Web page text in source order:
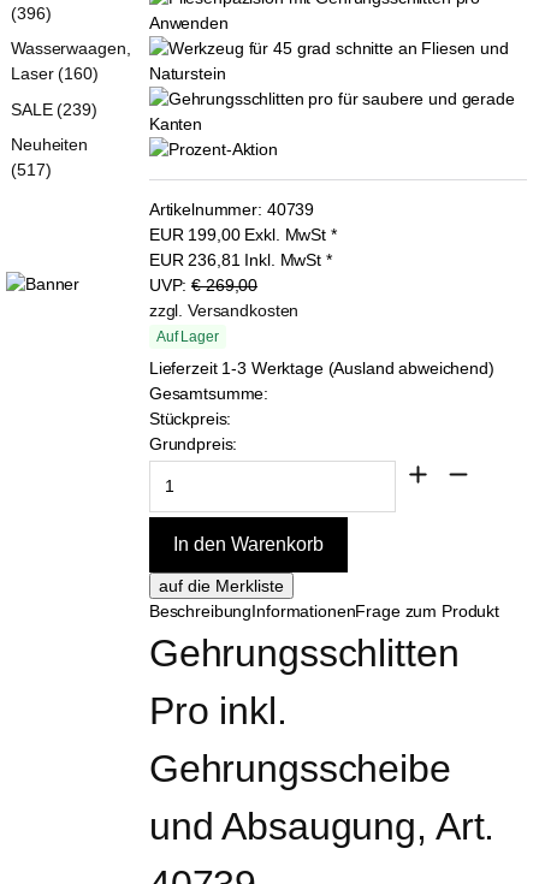
Artikelnummer: 40739
EUR 199,00 Exkl. MwSt *
EUR 236,81 Inkl. MwSt *
UVP:€ 269,00
zzgl. Versandkosten
Auf Lager
Lieferzeit 1-3 Werktage (Ausland abweichend)
Gesamtsumme:
Stückpreis:
Grundpreis:
BeschreibungInformationenFrage zum Produkt
Gehrungsschlitten
Pro inkl.
Gehrungsscheibe
und Absaugung, Art.
(396)
Wasserwaagen,
Laser (160)
SALE (239)
Neuheiten
(517)